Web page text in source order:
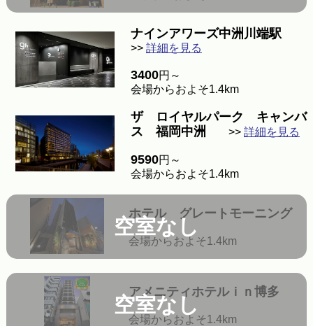
ナインアワーズ中洲川端駅
>> 詳細を見る
3400円～
会場からおよそ1.4km
ザ ロイヤルパーク キャンバ
ス 福岡中洲
>> 詳細を見る
9590円～
会場からおよそ1.4km
空室なし
ホテル グレートモーニング
会場からおよそ1.4km
空室なし
アメニティホテルｉｎ博多
会場からおよそ1.4km